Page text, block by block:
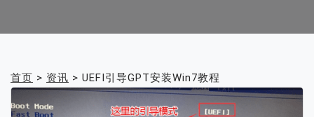
首页 > 资讯 > UEFI引导GPT安装Win7教程